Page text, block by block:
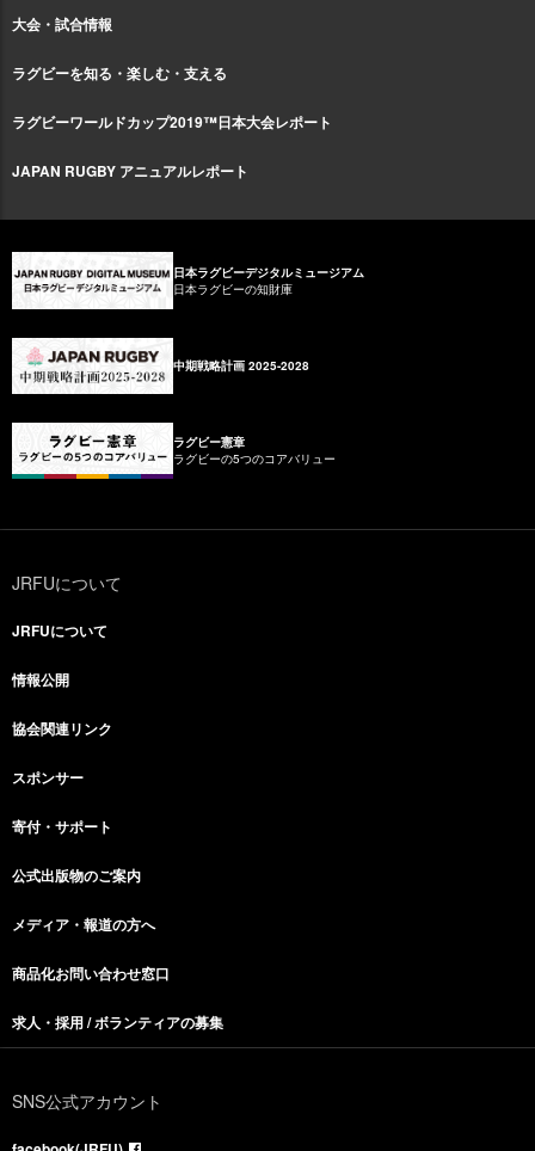
大会・試合情報
ラグビーを知る・楽しむ・支える
ラグビーワールドカップ2019™日本大会レポート
JAPAN RUGBY アニュアルレポート
日本ラグビーデジタルミュージアム
日本ラグビーの知財庫
中期戦略計画 2025-2028
ラグビー憲章
ラグビーの5つのコアバリュー
JRFUについて
JRFUについて
情報公開
協会関連リンク
スポンサー
寄付・サポート
公式出版物のご案内
メディア・報道の方へ
商品化お問い合わせ窓口
求人・採用 / ボランティアの募集
SNS公式アカウント